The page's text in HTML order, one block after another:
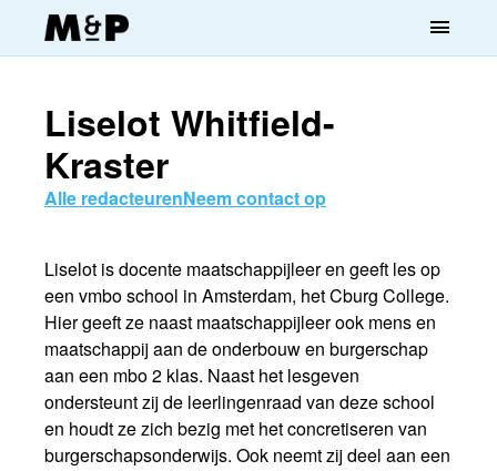
menu
Liselot Whitfield-
Kraster
Alle redacteurenNeem contact op
Liselot is docente maatschappijleer en geeft les op
een vmbo school in Amsterdam, het Cburg College.
Hier geeft ze naast maatschappijleer ook mens en
maatschappij aan de onderbouw en burgerschap
aan een mbo 2 klas. Naast het lesgeven
ondersteunt zij de leerlingenraad van deze school
en houdt ze zich bezig met het concretiseren van
burgerschapsonderwijs. Ook neemt zij deel aan een